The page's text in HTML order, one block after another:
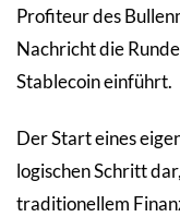
Profiteur des
Nachricht die
Stablecoin einführt.
Der Start eines
logischen Schritt
traditionellem